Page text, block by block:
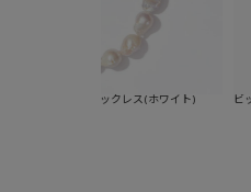
ールネックレス(ホワイト)
ビッグバロッ